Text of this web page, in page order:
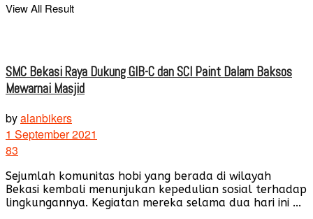
View All Result
SMC Bekasi Raya Dukung GIB-C dan SCI Paint Dalam Baksos
Mewarnai Masjid
byalanbikers
1 September 2021
83
Sejumlah komunitas hobi yang berada di wilayah
Bekasi kembali menunjukan kepedulian sosial terhadap
lingkungannya. Kegiatan mereka selama dua hari ini ...